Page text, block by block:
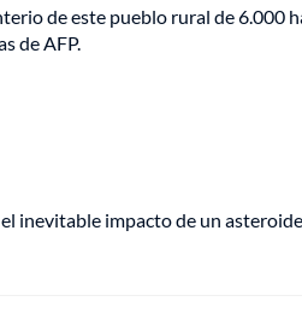
de este pueblo rural de 6.000
de AFP.
inevitable impacto de un asteroide